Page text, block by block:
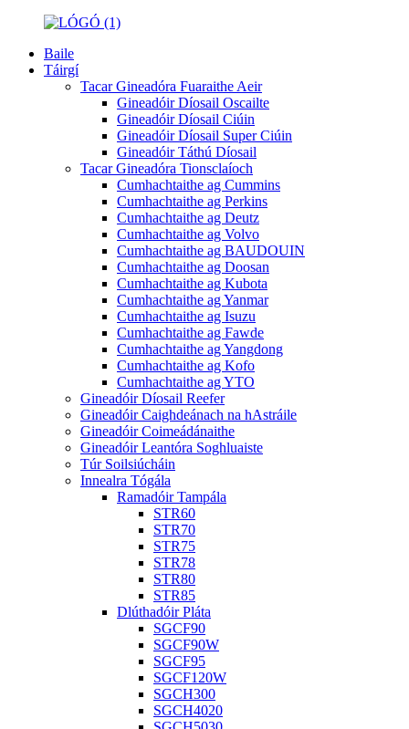
Baile
Táirgí
Tacar Gineadóra Fuaraithe Aeir
Gineadóir Díosail Oscailte
Gineadóir Díosail Ciúin
Gineadóir Díosail Super Ciúin
Gineadóir Táthú Díosail
Tacar Gineadóra Tionsclaíoch
Cumhachtaithe ag Cummins
Cumhachtaithe ag Perkins
Cumhachtaithe ag Deutz
Cumhachtaithe ag Volvo
Cumhachtaithe ag BAUDOUIN
Cumhachtaithe ag Doosan
Cumhachtaithe ag Kubota
Cumhachtaithe ag Yanmar
Cumhachtaithe ag Isuzu
Cumhachtaithe ag Fawde
Cumhachtaithe ag Yangdong
Cumhachtaithe ag Kofo
Cumhachtaithe ag YTO
Gineadóir Díosail Reefer
Gineadóir Caighdeánach na hAstráile
Gineadóir Coimeádánaithe
Gineadóir Leantóra Soghluaiste
Túr Soilsiúcháin
Innealra Tógála
Ramadóir Tampála
STR60
STR70
STR75
STR78
STR80
STR85
Dlúthadóir Pláta
SGCF90
SGCF90W
SGCF95
SGCF120W
SGCH300
SGCH4020